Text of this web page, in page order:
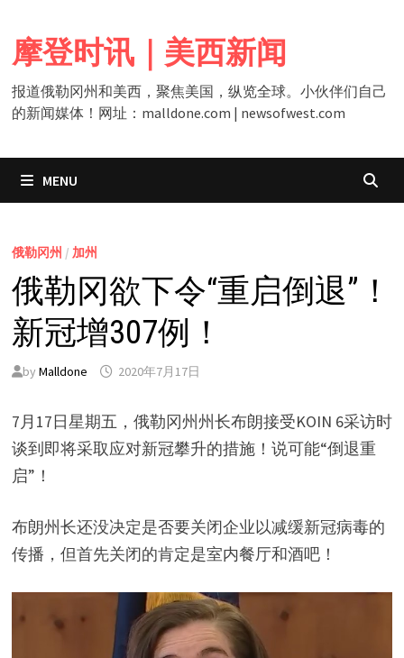
content
摩登时讯｜美西新闻
报道俄勒冈州和美西，聚焦美国，纵览全球。小伙伴们自己
的新闻媒体！网址：malldone.com | newsofwest.com
MENU
俄勒冈州 / 加州
俄勒冈欲下令“重启倒退”！
新冠增307例！
by Malldone 2020年7月17日
7月17日星期五，俄勒冈州州长布朗接受KOIN 6采访时
谈到即将采取应对新冠攀升的措施！说可能“倒退重
启”！
布朗州长还没决定是否要关闭企业以减缓新冠病毒的
传播，但首先关闭的肯定是室内餐厅和酒吧！